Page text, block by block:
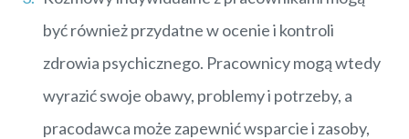
być również przydatne w ocenie i kontroli
zdrowia psychicznego. Pracownicy mogą wtedy
wyrazić swoje obawy, problemy i potrzeby, a
pracodawca może zapewnić wsparcie i zasoby,